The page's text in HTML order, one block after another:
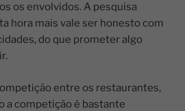
os envolvidos. A pesquisa
hora mais vale ser honesto com
do que prometer algo
entre os restaurantes,
a competição é bastante